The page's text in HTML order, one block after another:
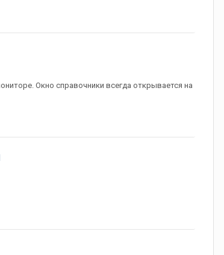
Окно справочники всегда открывается на